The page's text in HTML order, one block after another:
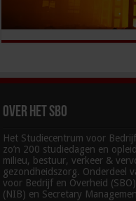
Over het SBO
Het Studiecentrum voor
zo’n 200 studiedagen en
milieu, bestuur, verkeer &
gezondheidszorg. Onderdeel
voor Bedrijf en Overheid
(NIB) en Secretary